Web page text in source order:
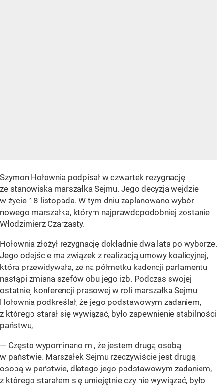
Szymon Hołownia podpisał w czwartek rezygnację
ze stanowiska marszałka Sejmu. Jego decyzja wejdzie
w życie 18 listopada. W tym dniu zaplanowano wybór
nowego marszałka, którym najprawdopodobniej zostanie
Włodzimierz Czarzasty.
Hołownia złożył rezygnację dokładnie dwa lata po wyborze.
Jego odejście ma związek z realizacją umowy koalicyjnej,
która przewidywała, że na półmetku kadencji parlamentu
nastąpi zmiana szefów obu jego izb. Podczas swojej
ostatniej konferencji prasowej w roli marszałka Sejmu
Hołownia podkreślał, że jego podstawowym zadaniem,
z którego starał się wywiązać, było zapewnienie stabilności
państwu,
— Często wypominano mi, że jestem drugą osobą
w państwie. Marszałek Sejmu rzeczywiście jest drugą
osobą w państwie, dlatego jego podstawowym zadaniem,
z którego starałem się umiejętnie czy nie wywiązać, było